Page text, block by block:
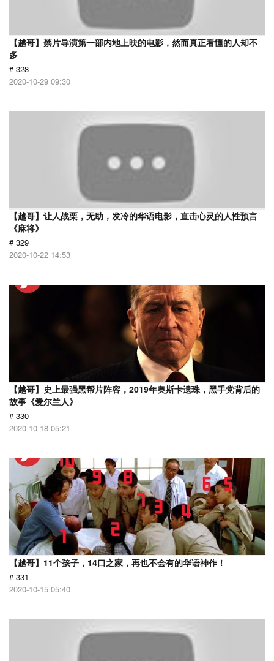
【越哥】禁片导演第一部内地上映的电影，然而真正看懂的人却不
多
# 328
2020-10-29 09:30
【越哥】让人战栗，无助，发冷的华语电影，直击心灵的人性预言
《麻将》
# 329
2020-10-22 14:53
【越哥】史上最强黑帮片阵容，2019年奥斯卡遗珠，黑手党背后的
故事《爱尔兰人》
# 330
2020-10-18 05:21
【越哥】11个孩子，14口之家，再也不会有的华语神作！
# 331
2020-10-15 05:40